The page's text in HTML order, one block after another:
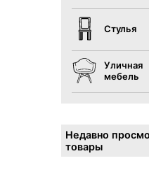
Стулья
Уличная
мебель
Недавно
товары